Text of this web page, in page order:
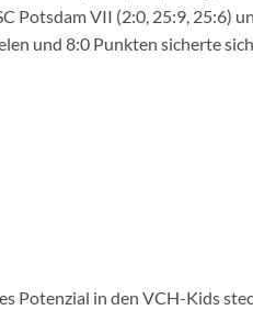
Potsdam VII (2:0, 25:9, 25:6)
und 8:0 Punkten sicherte
Potenzial in den VCH-Kids